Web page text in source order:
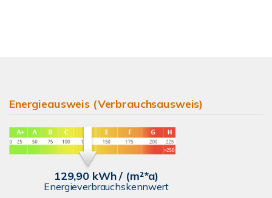
Energieausweis (Verbrauchsausweis)
129,90 kWh / (m²*a)
Energieverbrauchskennwert